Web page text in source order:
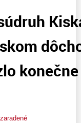
konečne